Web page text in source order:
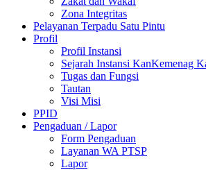
Zona Integritas
Pelayanan Terpadu Satu Pintu
Profil
Profil Instansi
Sejarah Instansi KanKemenag
Tugas dan Fungsi
Tautan
Visi Misi
PPID
Pengaduan / Lapor
Form Pengaduan
Layanan WA PTSP
Lapor